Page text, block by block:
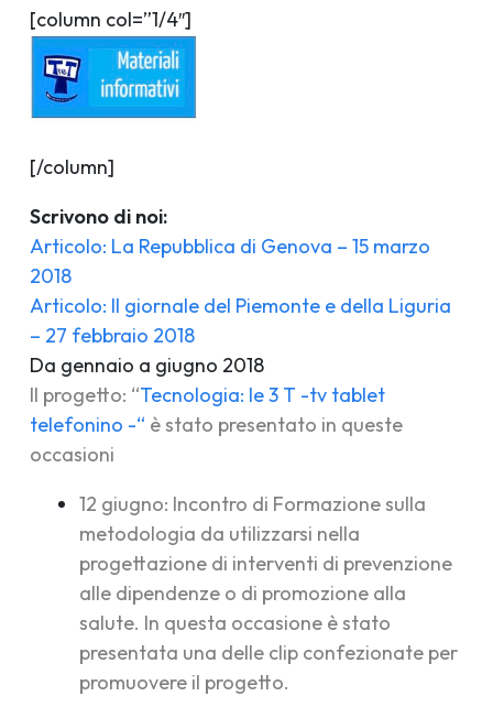
[column col=”1/4″]
[/column]
Scrivono di noi:
Articolo: La Repubblica di Genova – 15 marzo
2018
Articolo: Il giornale del Piemonte e della Liguria
– 27 febbraio 2018
Da gennaio a giugno 2018
Il progetto: “Tecnologia: le 3 T -tv tablet
telefonino -“ è stato presentato in queste
occasioni
12 giugno: Incontro di Formazione sulla
metodologia da utilizzarsi nella
progettazione di interventi di prevenzione
alle dipendenze o di promozione alla
salute. In questa occasione è stato
presentata una delle clip confezionate per
promuovere il progetto.